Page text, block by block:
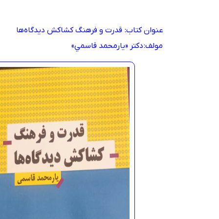
عنوان کتاب: قدرت و فرهنگ کشاکش ديدگاه‌ها
مولف: دکتر «يارمحمد قاسمي»